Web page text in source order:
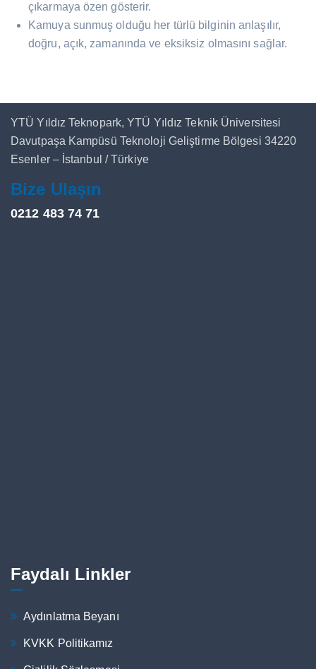
çıkarmaya özen gösterir.
Kamuya sunmuş olduğu her türlü bilginin anlaşılır,
doğru, açık, zamanında ve eksiksiz olmasını sağlar.
YTÜ Yıldız Teknopark, YTÜ Yıldız Teknik Üniversitesi
Davutpaşa Kampüsü Teknoloji Geliştirme Bölgesi 34220
Esenler – İstanbul / Türkiye
Bize Ulaşın
0212 483 74 71
Faydalı Linkler
Aydınlatma Beyanı
KVKK Politikamız